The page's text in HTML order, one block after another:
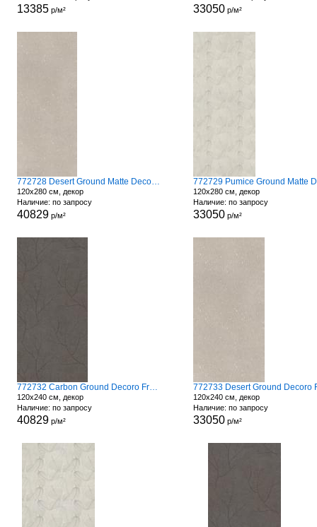
13385р/м² 33050р/м²
772728 Desert Ground Matte Decoro Fronds
120x280 см, декор
Наличие: по запросу
40829р/м²
120x280 см, декор
Наличие: по запросу
33050р/м²
772732 Carbon Ground Decoro Fronds A
120x240 см, декор
Наличие: по запросу
40829р/м²
120x240 см, декор
Наличие: по запросу
33050р/м²